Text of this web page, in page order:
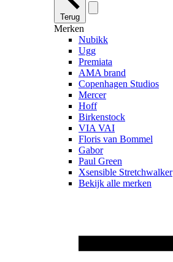
Terug
Merken
Nubikk
Ugg
Premiata
AMA brand
Copenhagen Studios
Mercer
Hoff
Birkenstock
VIA VAI
Floris van Bommel
Gabor
Paul Green
Xsensible Stretchwalker
Bekijk alle merken